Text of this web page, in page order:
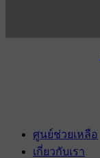
ศูนย์ช่วยเหลือ
เกี่ยวกับเรา